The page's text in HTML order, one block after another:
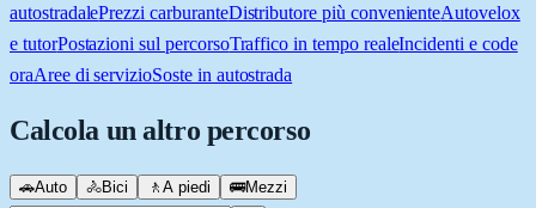
autostradalePrezzi carburanteDistributore più convenienteAutovelox
e tutorPostazioni sul percorsoTraffico in tempo realeIncidenti e code
oraAree di servizioSoste in autostrada
Calcola un altro percorso
🚗Auto 🚴Bici 🚶 A piedi 🚌Mezzi